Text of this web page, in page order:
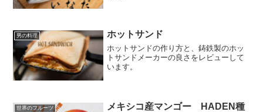
男の料理 ホットサンド
ホットサンドの作り方と、鋳鉄製のホッ
トサンドメーカーの良さをレビューして
います。
世界のフルーツ メキシコ産マンゴー HADEN種